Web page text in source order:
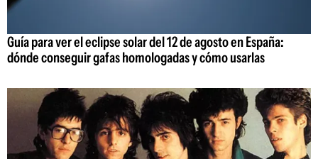
Guía para ver el eclipse solar del 12 de agosto en España:
dónde conseguir gafas homologadas y cómo usarlas